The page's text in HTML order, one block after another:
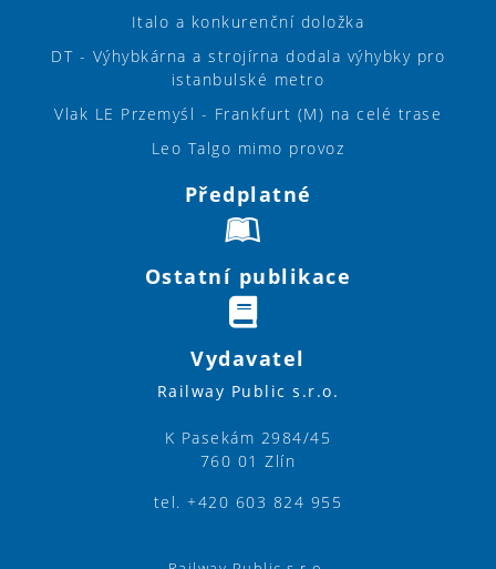
Italo a konkurenční doložka
DT - Výhybkárna a strojírna dodala výhybky pro
istanbulské metro
Vlak LE Przemyśl - Frankfurt (M) na celé trase
Leo Talgo mimo provoz
Předplatné
Ostatní publikace
Vydavatel
Railway Public s.r.o.
K Pasekám 2984/45
760 01 Zlín
tel. +420 603 824 955